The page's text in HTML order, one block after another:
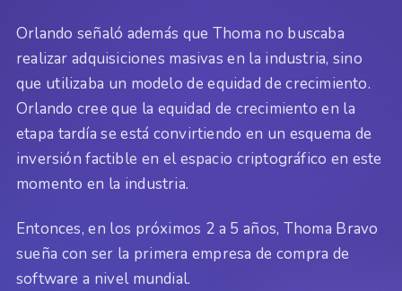
Orlando señaló además que Thoma no buscaba
realizar adquisiciones masivas en la industria, sino
que utilizaba un modelo de equidad de crecimiento.
Orlando cree que la equidad de crecimiento en la
etapa tardía se está convirtiendo en un esquema de
inversión factible en el espacio criptográfico en este
momento en la industria.
Entonces, en los próximos 2 a 5 años, Thoma Bravo
sueña con ser la primera empresa de compra de
software a nivel mundial.